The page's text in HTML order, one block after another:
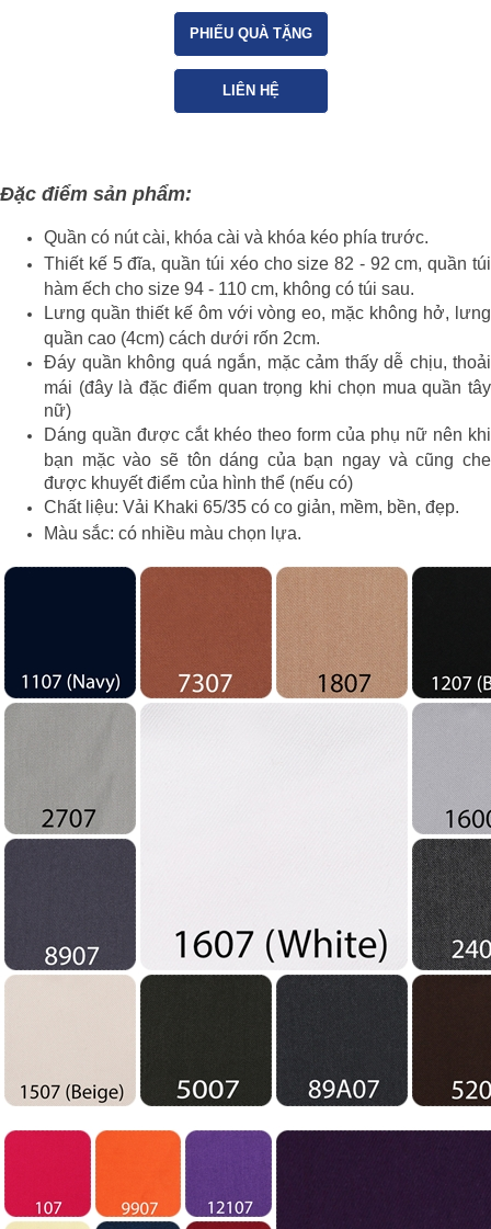
PHIẾU QUÀ TẶNG
LIÊN HỆ
Đặc điểm sản phẩm:
Quần có nút cài, khóa cài và khóa kéo phía trước.
Thiết kế 5 đĩa, quần túi xéo cho size 82 - 92 cm, quần túi
hàm ếch cho size 94 - 110 cm, không có túi sau.
Lưng quần thiết kế ôm với vòng eo, mặc không hở, lưng
quần cao (4cm) cách dưới rốn 2cm.
Đáy quần không quá ngắn, mặc cảm thấy dễ chịu, thoải
mái (đây là đặc điểm quan trọng khi chọn mua quần tây
nữ)
Dáng quần được cắt khéo theo form của phụ nữ nên khi
bạn mặc vào sẽ tôn dáng của bạn ngay và cũng che
được khuyết điểm của hình thể (nếu có)
Chất liệu: Vải Khaki 65/35 có co giản, mềm, bền, đẹp.
Màu sắc: có nhiều màu chọn lựa.